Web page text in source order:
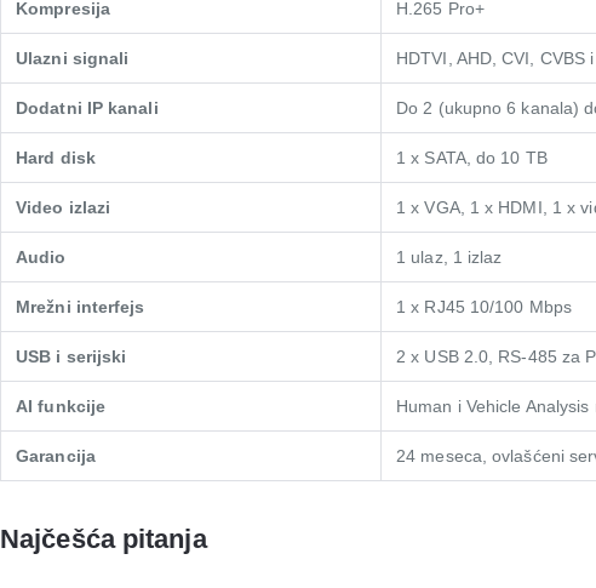
Kompresija H.265 Pro+
Ulazni signali HDTVI, AHD, CVI, CVBS
Dodatni IP kanali Do 2 (ukupno 6 kanala)
Hard disk 1 x SATA, do 10 TB
Video izlazi 1 x VGA, 1 x HDMI, 1 x
Audio 1 ulaz, 1 izlaz
Mrežni interfejs 1 x RJ45 10/100 Mbps
USB i serijski 2 x USB 2.0, RS-485 za
AI funkcije Human i Vehicle Analysis
Garancija 24 meseca, ovlašćeni
Najčešća pitanja